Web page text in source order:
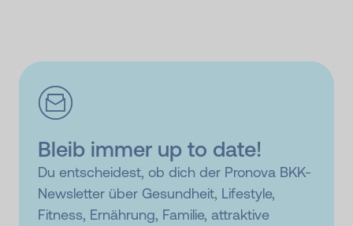
Bleib immer up to date!
Du entscheidest, ob dich der Pronova BKK-
Newsletter über Gesundheit, Lifestyle,
Fitness, Ernährung, Familie, attraktive